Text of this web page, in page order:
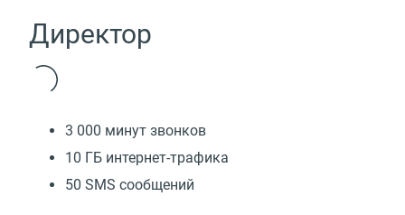
Директор
3 000 минут звонков
10 ГБ интернет-трафика
50 SMS сообщений